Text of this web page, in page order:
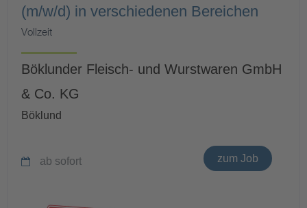
(m/w/d) in verschiedenen Bereichen
Vollzeit
Böklunder Fleisch- und Wurstwaren GmbH
& Co. KG
Böklund
ab sofort zum Job